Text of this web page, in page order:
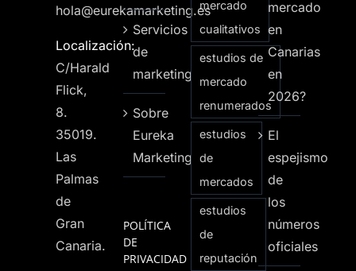
hola@eurekamarketing.es
Localización:
C/Harald
Flick,
8.
35019.
Las
Palmas
de
Gran
Canaria.
Servicios
de
marketing
Sobre
Eureka
Marketing
POLÍTICA
DE
PRIVACIDAD
mercado
cualitativos
estudios de
mercado
renumerados
estudios
de
mercados
estudios
de
reputación
mercado
en
Canarias
en
2026?
El
espejismo
de
los
números
oficiales